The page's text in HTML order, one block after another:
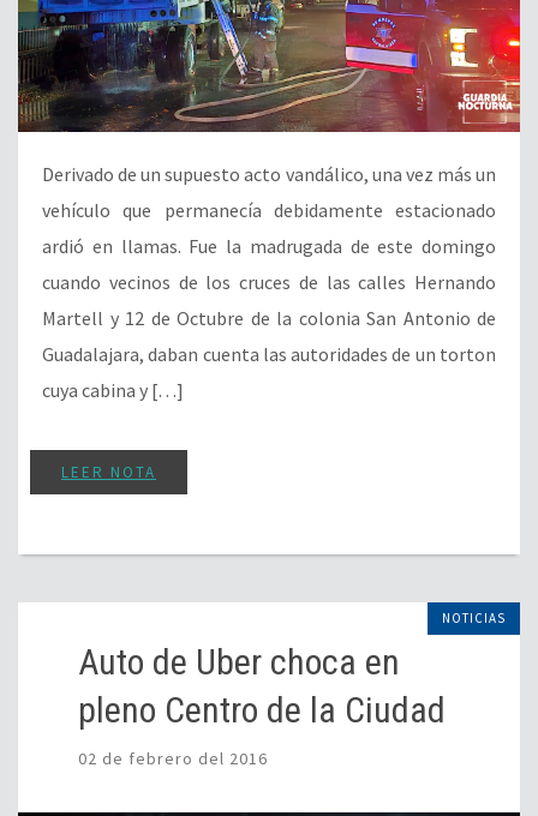
Derivado de un supuesto acto vandálico, una vez más un
vehículo que permanecía debidamente estacionado
ardió en llamas. Fue la madrugada de este domingo
cuando vecinos de los cruces de las calles Hernando
Martell y 12 de Octubre de la colonia San Antonio de
Guadalajara, daban cuenta las autoridades de un torton
cuya cabina y […]
LEER NOTA
NOTICIAS
Auto de Uber choca en
pleno Centro de la Ciudad
02 de febrero del 2016